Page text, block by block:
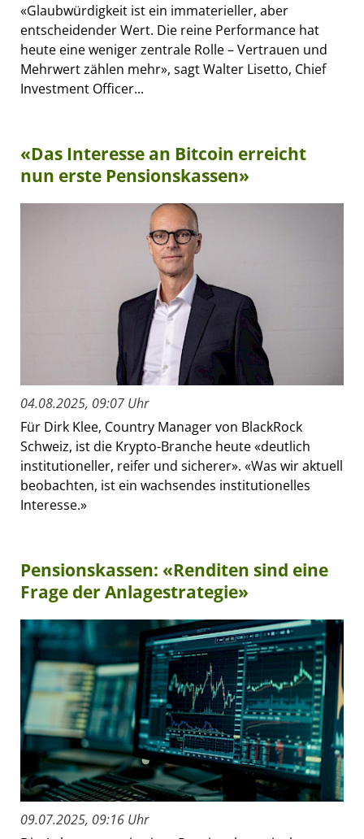
«Glaubwürdigkeit ist ein immaterieller, aber
entscheidender Wert. Die reine Performance hat
heute eine weniger zentrale Rolle – Vertrauen und
Mehrwert zählen mehr», sagt Walter Lisetto, Chief
Investment Officer...
«Das Interesse an Bitcoin erreicht
nun erste Pensionskassen»
04.08.2025, 09:07 Uhr
Für Dirk Klee, Country Manager von BlackRock
Schweiz, ist die Krypto-Branche heute «deutlich
institutioneller, reifer und sicherer». «Was wir aktuell
beobachten, ist ein wachsendes institutionelles
Interesse.»
Pensionskassen: «Renditen sind eine
Frage der Anlagestrategie»
09.07.2025, 09:16 Uhr